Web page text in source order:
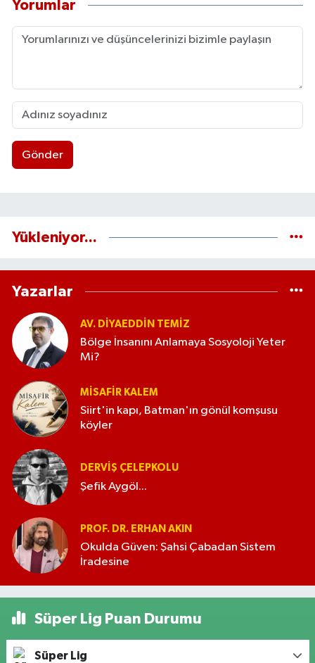
Yorumlar
Gönder
Yükleniyor...
Yazarlar
AV. DIYAEDDIN TEMIZ
Bölge İnsanını Anlamaya Sosyoloji Yeter
Mi?
MISAFIR KALEM
Siirt'in kapı, Batman'ın gönül komşusu
köyler
DERVIŞ ÇELEPKOLU
Şefik Aygöl...
PROF. DR. ERHAN AKIN
Okulda Güven: Şahsi Çabadan Sistem
İradesine
Süper Lig Puan Durumu
Süper Lig